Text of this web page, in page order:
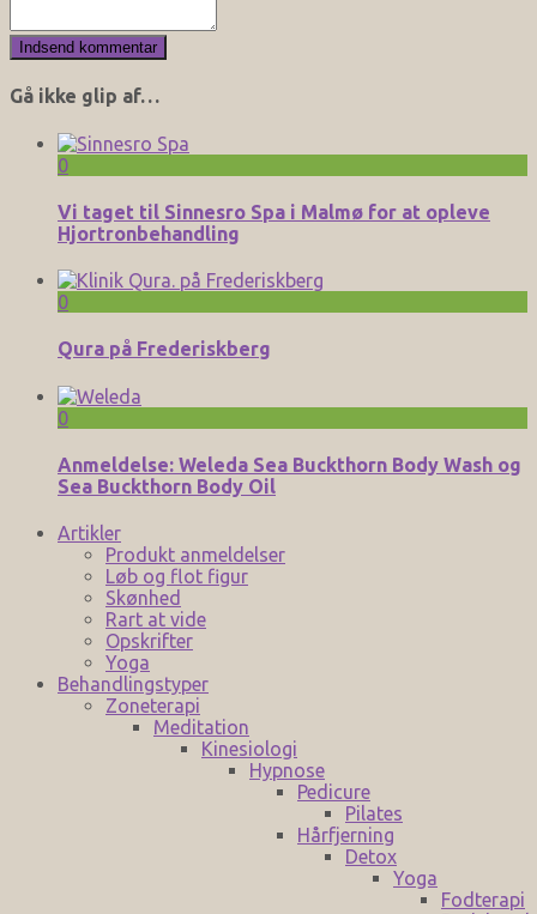
Gå ikke glip af…
0
Vi taget til Sinnesro Spa i Malmø for at opleve
Hjortronbehandling
0
Qura på Frederiskberg
0
Anmeldelse: Weleda Sea Buckthorn Body Wash og
Sea Buckthorn Body Oil
Artikler
Produkt anmeldelser
Løb og flot figur
Skønhed
Rart at vide
Opskrifter
Yoga
Behandlingstyper
Zoneterapi
Meditation
Kinesiologi
Hypnose
Pedicure
Pilates
Hårfjerning
Detox
Yoga
Fodterapi